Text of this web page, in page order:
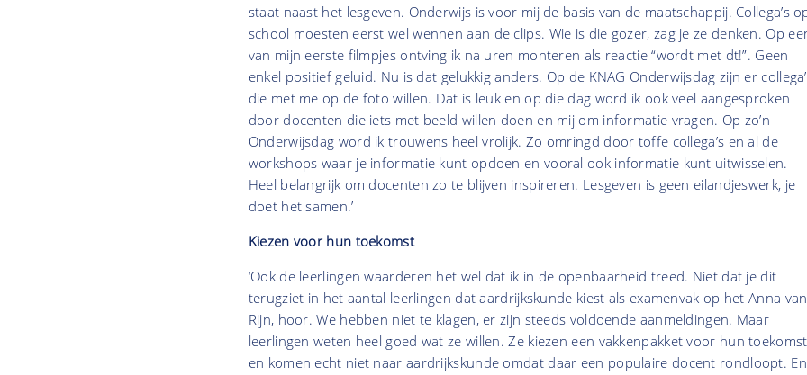
staat naast het lesgeven. Onderwijs is voor mij de basis van de maatschappij. Collega’s
school moesten eerst wel wennen aan de clips. Wie is die gozer, zag je ze denken. Op
van mijn eerste filmpjes ontving ik na uren monteren als reactie “wordt met dt!”. Geen
enkel positief geluid. Nu is dat gelukkig anders. Op de KNAG Onderwijsdag zijn er
die met me op de foto willen. Dat is leuk en op die dag word ik ook veel aangesproken
door docenten die iets met beeld willen doen en mij om informatie vragen. Op zo’n
Onderwijsdag word ik trouwens heel vrolijk. Zo omringd door toffe collega’s en al de
workshops waar je informatie kunt opdoen en vooral ook informatie kunt uitwisselen.
Heel belangrijk om docenten zo te blijven inspireren. Lesgeven is geen eilandjeswerk, je
doet het samen.’
Kiezen voor hun toekomst
‘Ook de leerlingen waarderen het wel dat ik in de openbaarheid treed. Niet dat je dit
terugziet in het aantal leerlingen dat aardrijkskunde kiest als examenvak op het Anna van
Rijn, hoor. We hebben niet te klagen, er zijn steeds voldoende aanmeldingen. Maar
leerlingen weten heel goed wat ze willen. Ze kiezen een vakkenpakket voor hun
en komen echt niet naar aardrijkskunde omdat daar een populaire docent rondloopt. En